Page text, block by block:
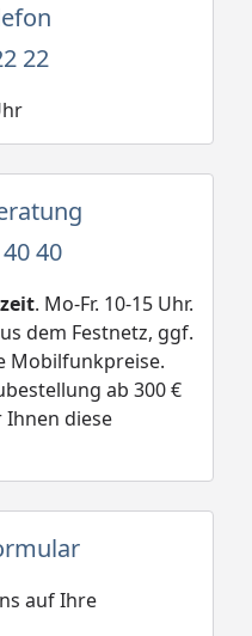
22
40
. Mo-Fr. 10-15 Uhr.
dem Festnetz, ggf.
Mobilfunkpreise.
ab 300 €
diese
auf Ihre